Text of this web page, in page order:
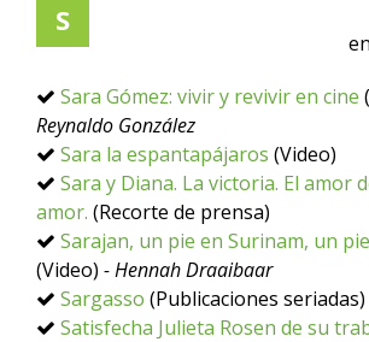
S
Sara Gómez: vivir y revivir en cine
Reynaldo González
Sara la espantapájaros (Video)
Sara y Diana. La victoria. El amor
amor. (Recorte de prensa)
Sarajan, un pie en Surinam, un
(Video) - Hennah Draaibaar
Sargasso (Publicaciones seriadas)
Satisfecha Julieta Rosen de su